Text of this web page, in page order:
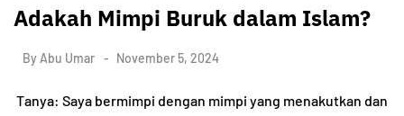
Adakah Mimpi Buruk dalam Islam?
By Abu Umar November 5, 2024
Tanya: Saya bermimpi dengan mimpi yang menakutkan dan